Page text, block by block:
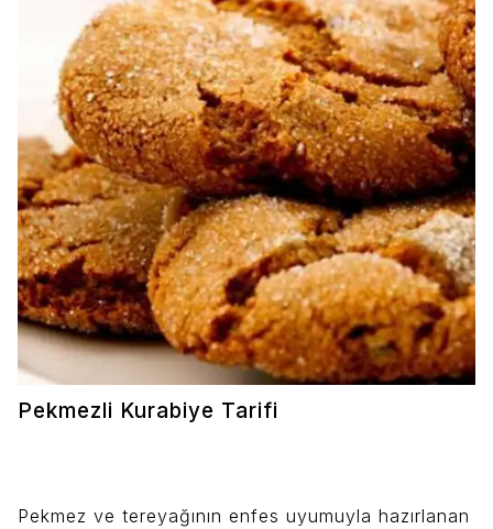
Pekmezli Kurabiye Tarifi
Pekmez ve tereyağının enfes uyumuyla hazırlanan